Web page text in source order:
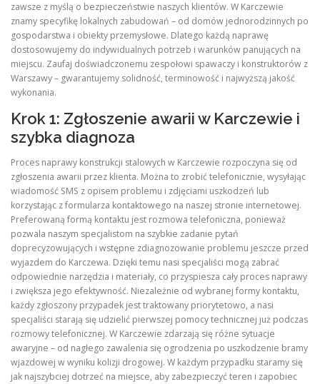
zawsze z myślą o bezpieczeństwie naszych klientów. W Karczewie
znamy specyfikę lokalnych zabudowań – od domów jednorodzinnych po
gospodarstwa i obiekty przemysłowe. Dlatego każdą naprawę
dostosowujemy do indywidualnych potrzeb i warunków panujących na
miejscu. Zaufaj doświadczonemu zespołowi spawaczy i konstruktorów z
Warszawy – gwarantujemy solidność, terminowość i najwyższą jakość
wykonania.
Krok 1: Zgłoszenie awarii w Karczewie i
szybka diagnoza
Proces naprawy konstrukcji stalowych w Karczewie rozpoczyna się od
zgłoszenia awarii przez klienta. Można to zrobić telefonicznie, wysyłając
wiadomość SMS z opisem problemu i zdjęciami uszkodzeń lub
korzystając z formularza kontaktowego na naszej stronie internetowej.
Preferowaną formą kontaktu jest rozmowa telefoniczna, ponieważ
pozwala naszym specjalistom na szybkie zadanie pytań
doprecyzowujących i wstępne zdiagnozowanie problemu jeszcze przed
wyjazdem do Karczewa. Dzięki temu nasi specjaliści mogą zabrać
odpowiednie narzędzia i materiały, co przyspiesza cały proces naprawy
i zwiększa jego efektywność. Niezależnie od wybranej formy kontaktu,
każdy zgłoszony przypadek jest traktowany priorytetowo, a nasi
specjaliści starają się udzielić pierwszej pomocy technicznej już podczas
rozmowy telefonicznej. W Karczewie zdarzają się różne sytuacje
awaryjne – od nagłego zawalenia się ogrodzenia po uszkodzenie bramy
wjazdowej w wyniku kolizji drogowej. W każdym przypadku staramy się
jak najszybciej dotrzeć na miejsce, aby zabezpieczyć teren i zapobiec